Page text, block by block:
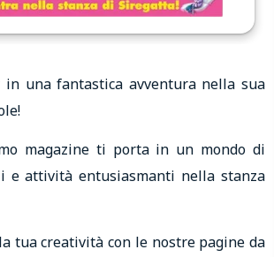
in una fantastica avventura nella sua
magazine ti porta in un mondo di
e attività entusiasmanti nella stanza
tua creatività con le nostre pagine da